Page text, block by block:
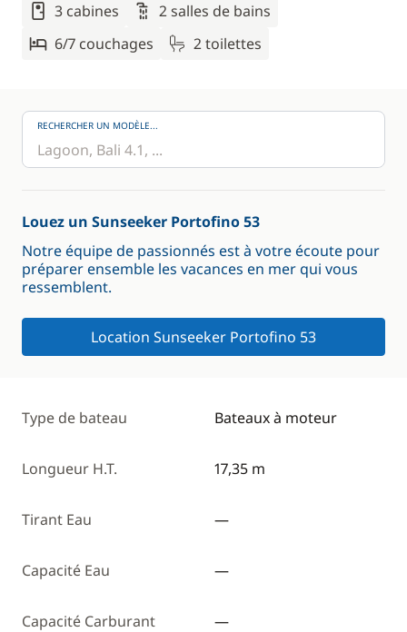
3 cabines
2 salles de bains
6/7 couchages
2 toilettes
RECHERCHER UN MODÈLE...
Louez un Sunseeker Portofino 53
Notre équipe de passionnés est à votre écoute pour
préparer ensemble les vacances en mer qui vous
ressemblent.
Location Sunseeker Portofino 53
Type de bateau Bateaux à moteur
Longueur H.T. 17,35 m
Tirant Eau —
Capacité Eau —
Capacité Carburant —